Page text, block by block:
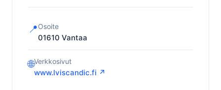
📍Osoite
01610 Vantaa
🌐Verkkosivut
www.lviscandic.fi ↗